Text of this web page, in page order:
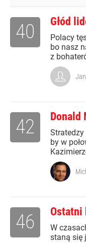
Głód
Polacy
bo nasz
z
40
Donald
Stratedzy
by w
42
W
staną się
46